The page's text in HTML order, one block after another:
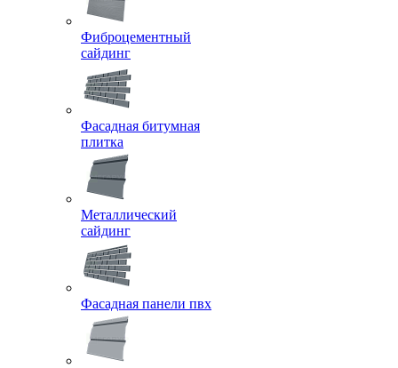
Фиброцементный
сайдинг
Фасадная битумная
плитка
Металлический
сайдинг
Фасадная панели пвх